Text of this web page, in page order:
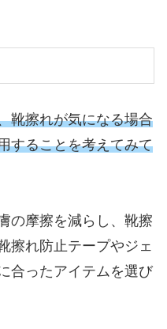
靴擦れが気になる場合
することを考えてみて
の摩擦を減らし、靴擦
擦れ防止テープやジェ
合ったアイテムを選び